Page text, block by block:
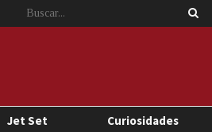
Jet Set Curiosidades